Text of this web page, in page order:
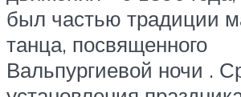
был частью традиции
танца, посвященного
Вальпургиевой ночи .